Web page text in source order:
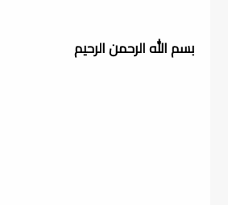
بسم الله الرحمن الرحيم